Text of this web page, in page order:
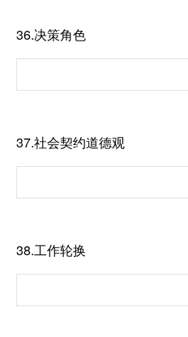
36.决策角色
37.社会契约道德观
38.工作轮换